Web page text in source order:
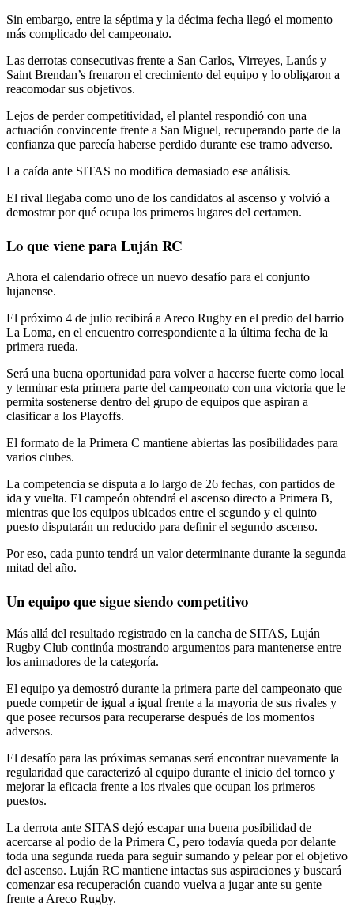
Sin embargo, entre la séptima y la décima fecha llegó el momento
más complicado del campeonato.
Las derrotas consecutivas frente a San Carlos, Virreyes, Lanús y
Saint Brendan’s frenaron el crecimiento del equipo y lo obligaron a
reacomodar sus objetivos.
Lejos de perder competitividad, el plantel respondió con una
actuación convincente frente a San Miguel, recuperando parte de la
confianza que parecía haberse perdido durante ese tramo adverso.
La caída ante SITAS no modifica demasiado ese análisis.
El rival llegaba como uno de los candidatos al ascenso y volvió a
demostrar por qué ocupa los primeros lugares del certamen.
Lo que viene para Luján RC
Ahora el calendario ofrece un nuevo desafío para el conjunto
lujanense.
El próximo 4 de julio recibirá a Areco Rugby en el predio del barrio
La Loma, en el encuentro correspondiente a la última fecha de la
primera rueda.
Será una buena oportunidad para volver a hacerse fuerte como local
y terminar esta primera parte del campeonato con una victoria que le
permita sostenerse dentro del grupo de equipos que aspiran a
clasificar a los Playoffs.
El formato de la Primera C mantiene abiertas las posibilidades para
varios clubes.
La competencia se disputa a lo largo de 26 fechas, con partidos de
ida y vuelta. El campeón obtendrá el ascenso directo a Primera B,
mientras que los equipos ubicados entre el segundo y el quinto
puesto disputarán un reducido para definir el segundo ascenso.
Por eso, cada punto tendrá un valor determinante durante la segunda
mitad del año.
Un equipo que sigue siendo competitivo
Más allá del resultado registrado en la cancha de SITAS, Luján
Rugby Club continúa mostrando argumentos para mantenerse entre
los animadores de la categoría.
El equipo ya demostró durante la primera parte del campeonato que
puede competir de igual a igual frente a la mayoría de sus rivales y
que posee recursos para recuperarse después de los momentos
adversos.
El desafío para las próximas semanas será encontrar nuevamente la
regularidad que caracterizó al equipo durante el inicio del torneo y
mejorar la eficacia frente a los rivales que ocupan los primeros
puestos.
La derrota ante SITAS dejó escapar una buena posibilidad de
acercarse al podio de la Primera C, pero todavía queda por delante
toda una segunda rueda para seguir sumando y pelear por el objetivo
del ascenso. Luján RC mantiene intactas sus aspiraciones y buscará
comenzar esa recuperación cuando vuelva a jugar ante su gente
frente a Areco Rugby.